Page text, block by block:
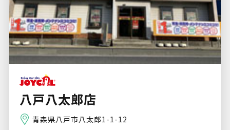
八戸八太郎店
青森県八戸市八太郎1-1-12